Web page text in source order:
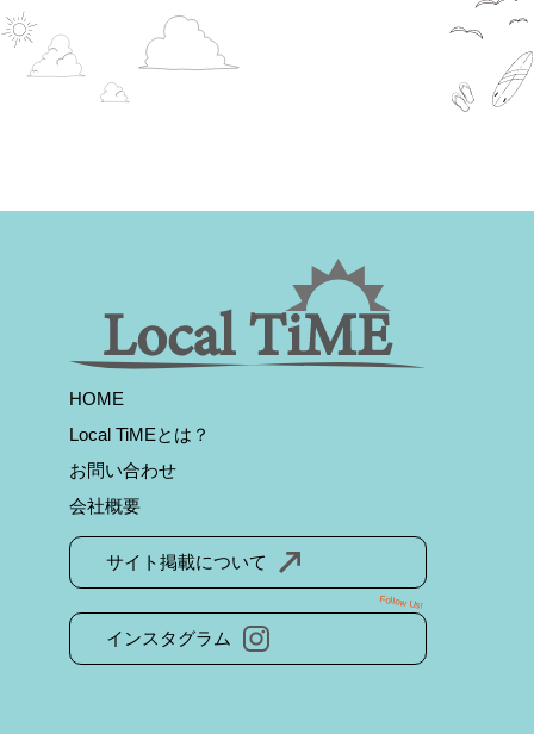
HOME
Local TiMEとは？
お問い合わせ
会社概要
サイト掲載について
インスタグラム
Follow Us!